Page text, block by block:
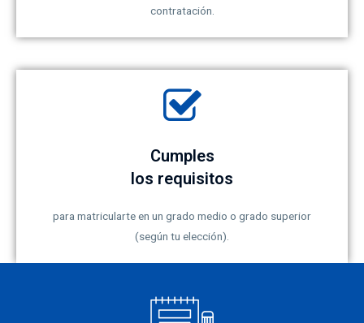
contratación.
Cumples
los requisitos
para matricularte en un grado medio o grado superior
(según tu elección).